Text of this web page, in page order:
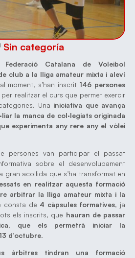
Sin categoría
Federació Catalana de Voleibol
club a la lliga amateur mixta i aleví
moment, s’han inscrit 146 persones
per realitzar el curs que permet exercir
Una iniciativa que avança
la manca de col·legiats originada
experimenta any rere any el vòlei
persones van participar el passat
sobre el desenvolupament
gran acollida que s’ha transformat en
en realitzar aquesta formació
arbitrar la lliga amateur mixta i la
consta de 4 càpsules formatives, ja
els inscrits, que hauran de passar
que els permetrà iniciar la
d’octubre.
àrbitres tindran una formació